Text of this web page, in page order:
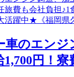
車のエンジ
1,700円！